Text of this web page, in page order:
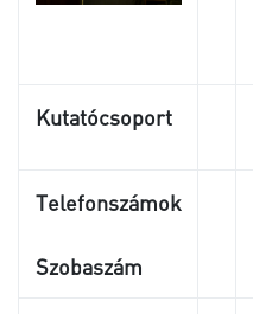
Kutatócsoport
Telefonszámok
Szobaszám